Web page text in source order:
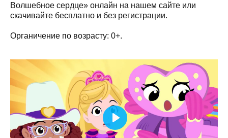
Волшебное сердце» онлайн на нашем сайте или
скачивайте бесплатно и без регистрации.
Органичение по возрасту: 0+.
Play